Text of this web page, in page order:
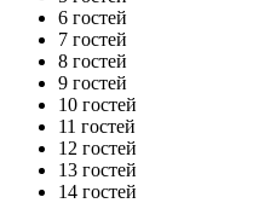
6 гостей
7 гостей
8 гостей
9 гостей
10 гостей
11 гостей
12 гостей
13 гостей
14 гостей